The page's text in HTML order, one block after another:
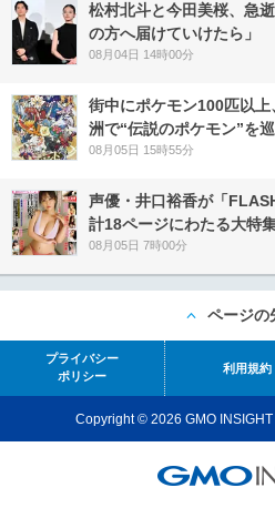
松村北斗と今田美桜、急
の方へ届けていけたら」
08月04日 14時00分
街中にポケモン100匹以
洲で“伝説のポケモン”を
08月05日 15時55分
声優・井口裕香が「
計18ページにわたる大特
08月05日 7時00分
ページの
プライバシー
ポリシー
利用規約
Copyright © 2026 GMO INSIGHT